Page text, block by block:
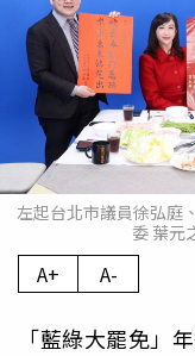
左起台北市議員徐弘庭
委 葉元
A+ A-
「藍綠大罷免」